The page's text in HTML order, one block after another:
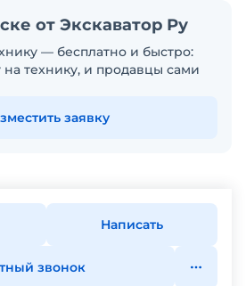
от Экскаватор Ру
— бесплатно и быстро:
на технику, и продавцы сами
заявку
Написать
звонок